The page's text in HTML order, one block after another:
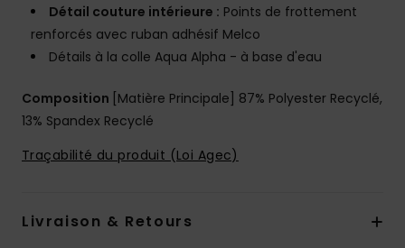
Détail couture intérieure : Points de frottement
renforcés avec ruban adhésif Melco
Détails à la colle Aqua Alpha - à base d'eau
Composition [Matière Principale] 87% Polyester Recyclé,
13% Spandex Recyclé
Traçabilité du produit (Loi Agec)
Livraison & Retours